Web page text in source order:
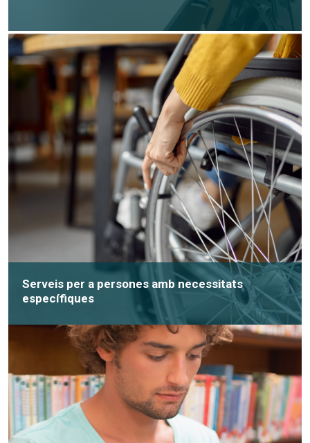
Serveis per a persones amb necessitats
específiques